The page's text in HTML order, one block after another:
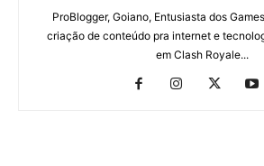
ProBlogger, Goiano, Entusiasta dos
criação de conteúdo pra internet e
em Clash Royale...